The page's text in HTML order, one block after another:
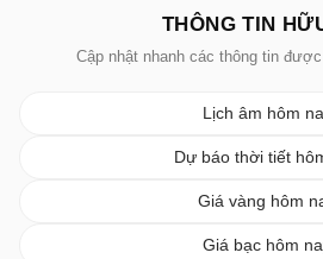
THÔNG TIN
Cập nhật nhanh các thông tin
Lịch âm hôm
Dự báo thời tiết
Giá vàng hôm
Giá bạc hôm